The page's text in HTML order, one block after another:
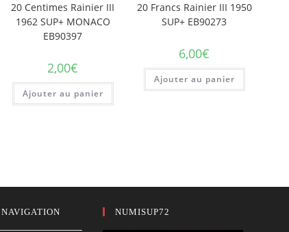
20 Centimes Rainier III
1962 SUP+ MONACO
EB90397
2,00€
Ajouter au panier
20 Francs Rainier III 1950
SUP+ EB90273
6,00€
Ajouter au panier
NUMISUP72